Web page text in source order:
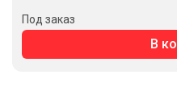
Под заказ
В